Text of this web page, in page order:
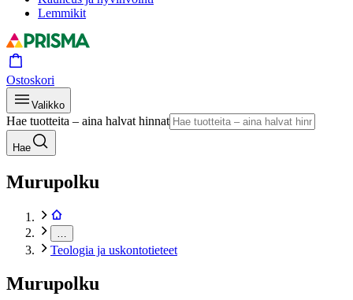
Lemmikit
Ostoskori
Valikko
Hae tuotteita – aina halvat hinnat
Hae
Murupolku
Teologia ja uskontotieteet
Murupolku